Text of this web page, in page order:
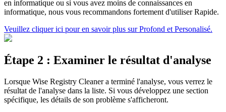
en informatique ou si vous avez moins de connaissances en
informatique, nous vous recommandons fortement d'utiliser Rapide.
Veuillez cliquer ici pour en savoir plus sur Profond et Personalisé.
Étape 2 : Examiner le résultat d'analyse
Lorsque Wise Registry Cleaner a terminé l'analyse, vous verrez le
résultat de l'analyse dans la liste. Si vous développez une section
spécifique, les détails de son problème s'afficheront.